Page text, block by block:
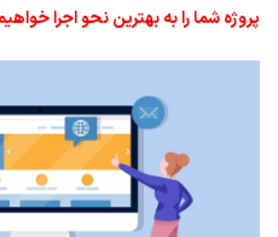
پروژه شما را به بهترین نحو اجرا